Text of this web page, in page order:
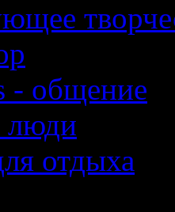
- общение
отдыха